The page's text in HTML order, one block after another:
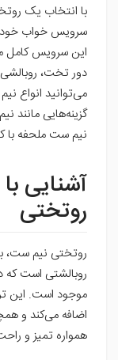
با انتخاب یک
سرویس خواب خود
این سرویس کامل
دور تخت،
می‌توانید انواع
گزینه‌هایی مانند نیم
نیم ست ملحفه با کش دوزی و ۲
آشنایی
روتختی
روتختی نیم ست،
روبالشتی است که
موجود است. این
اضافه می‌کند و
همواره تمیز و